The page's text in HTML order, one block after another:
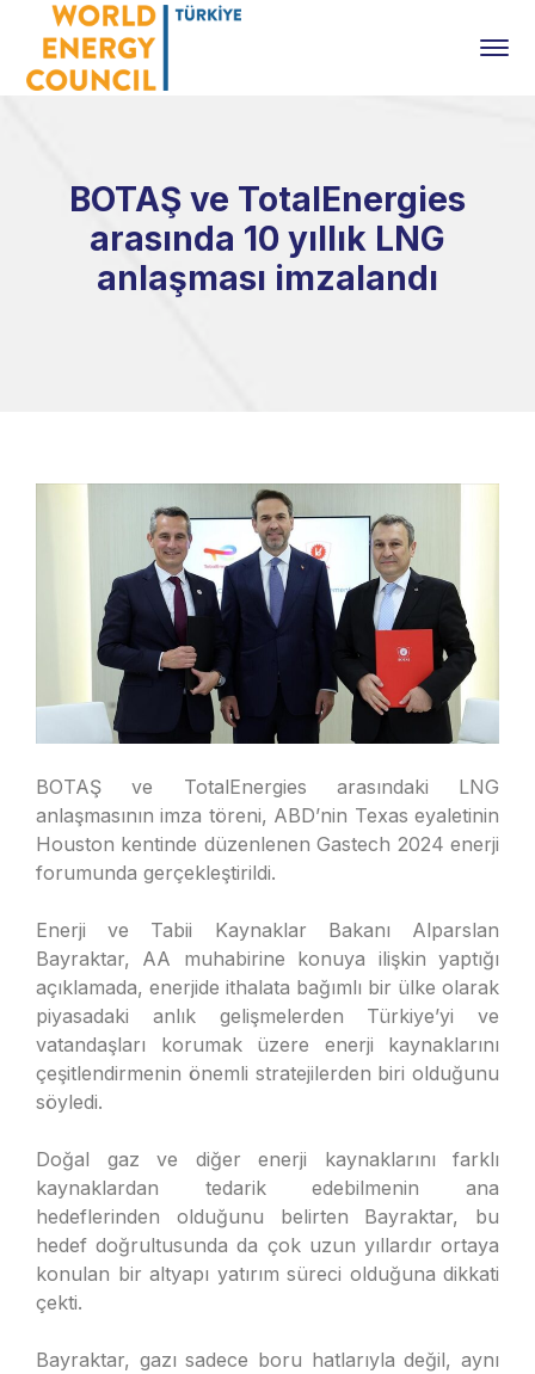
BOTAŞ ve TotalEnergies
arasında 10 yıllık LNG
anlaşması imzalandı
BOTAŞ ve TotalEnergies arasındaki LNG
anlaşmasının imza töreni, ABD’nin Texas eyaletinin
Houston kentinde düzenlenen Gastech 2024 enerji
forumunda gerçekleştirildi.
Enerji ve Tabii Kaynaklar Bakanı Alparslan
Bayraktar, AA muhabirine konuya ilişkin yaptığı
açıklamada, enerjide ithalata bağımlı bir ülke olarak
piyasadaki anlık gelişmelerden Türkiye’yi ve
vatandaşları korumak üzere enerji kaynaklarını
çeşitlendirmenin önemli stratejilerden biri olduğunu
söyledi.
Doğal gaz ve diğer enerji kaynaklarını farklı
kaynaklardan tedarik edebilmenin ana
hedeflerinden olduğunu belirten Bayraktar, bu
hedef doğrultusunda da çok uzun yıllardır ortaya
konulan bir altyapı yatırım süreci olduğuna dikkati
çekti.
Bayraktar, gazı sadece boru hatlarıyla değil, aynı